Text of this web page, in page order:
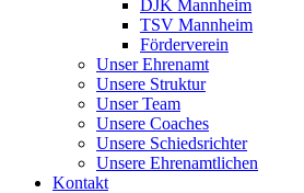
DJK Mannheim
TSV Mannheim
Förderverein
Unser Ehrenamt
Unsere Struktur
Unser Team
Unsere Coaches
Unsere Schiedsrichter
Unsere Ehrenamtlichen
Kontakt